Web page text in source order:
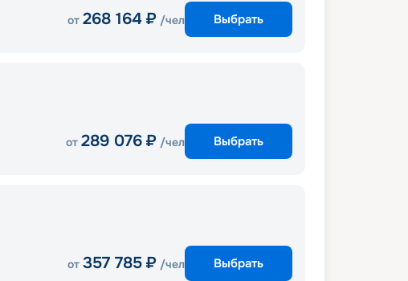
от 268 164 ₽ /чел Выбрать
от 289 076 ₽ /чел Выбрать
от 357 785 ₽ /чел Выбрать